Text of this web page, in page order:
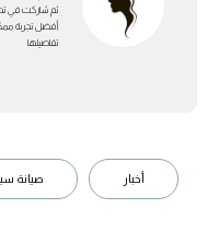
ثم شاركت في
أفضل تجربة
تفاصيلها
أخبار صيانة